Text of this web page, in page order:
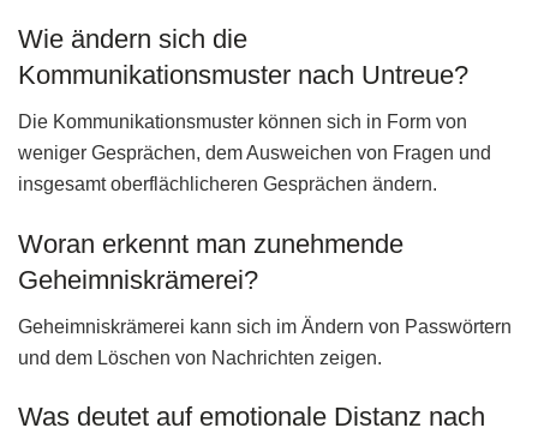
Wie ändern sich die
Kommunikationsmuster nach Untreue?
Die Kommunikationsmuster können sich in Form von
weniger Gesprächen, dem Ausweichen von Fragen und
insgesamt oberflächlicheren Gesprächen ändern.
Woran erkennt man zunehmende
Geheimniskrämerei?
Geheimniskrämerei kann sich im Ändern von Passwörtern
und dem Löschen von Nachrichten zeigen.
Was deutet auf emotionale Distanz nach